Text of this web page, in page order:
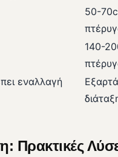
50-
140-
εναλλαγή
Πρακτικές